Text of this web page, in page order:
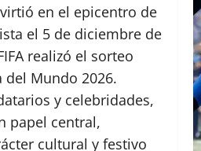
en el epicentro de
el 5 de diciembre de
realizó el sorteo
del Mundo 2026.
y celebridades,
papel central,
cultural y festivo